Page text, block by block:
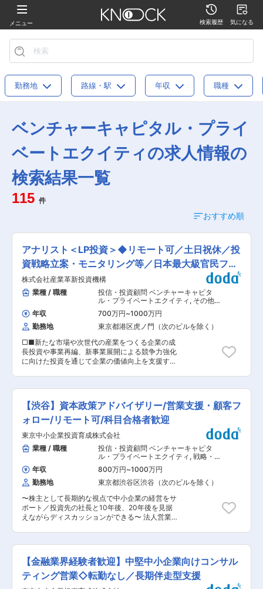
メニュー 検索履歴 気になる
勤務地 路線・駅 年収 職種
ベンチャーキャピタル・プライ
ベートエクイティの求人情報の
検索結果一覧
115 件
おすすめ順
アナリスト＜LP投資＞◆リモート可／土日祝休／投
資戦略立案・モニタリング等／日本最大級官民ファ
ンド
株式会社産業革新投資機構
業種 / 職種
投信・投資顧問 ベンチャーキャピタ
ル・プライベートエクイティ , その他投
資銀行 アナリスト
年収 700万円~1000万円
勤務地
東京都港区虎ノ門（次のビルを除く）
□■新たな市場や次世代の産業をつくる企業の成
長投資や事業再編、新事業展開による競争力強化
に向けた投資を通じて企業の価値向上を支援する
＜投資戦略の立案・企画業務＞ ◇新たな投資目
標、戦略の立案、企画業務 ◇国内外におけるマー
ケットの情報収集、分析業務 ＜プライベートエク
イティファンド／ベンチャーキャピタルファンド
に対する投資業務＞ ◇投資機会のスクリーニング
◇投資デューデリジェンス ◇契約交渉 ◇投資実
行 ＜投資後のモニタリング業務＞ ◇投資モニタ
リング業務 ◇投資後のファンドに対する評価業務
■ファンド投資室について： ファンド投資室は、
国内のベンチャーキャピタルファンドを中心に投
資活動を行っております。純粋な金融リターンだ
けでなく、「政策的な効果が期待できるのか」、
「エコシステムの発展に繋げられるのか」という
観点で、投資機会のオリジネーションからデュー
デリジェンス、エグゼキューション、モニタリン
グを一気通貫で行っています。 投資対象は新興フ
更には日本のスタートアップのエコシステムの発
展に貢献できることが、JICの大きな特徴です。
特に足元は更なる政策的効果を追求すべく、国内
に限らず海外の運用者、投資家などと緊密に連携
【渋谷】資本政策アドバイザリー/営業支援・顧客フ
ォロー/リモート可/科目合格者歓迎
東京中小企業投資育成株式会社
業種 / 職種
投信・投資顧問 ベンチャーキャピタ
ル・プライベートエクイティ , 戦略・経
営コンサルタント 会計コンサルタン
ト・財務アドバイザリー
年収 800万円~1000万円
勤務地
東京都渋谷区渋谷（次のビルを除く）
〜株主として長期的な視点で中小企業の経営をサ
ポート／投資先の社長と10年後、20年後を見据
えながらディスカッションができる〜 法人営業担
ジョンになります。 ■業務内容 ・専門的知識を
活かしながら、法人営業担当者の提案内容にアド
バイスし、営業先や投資先経営者との面談に同席
して経営相談に対応していただきます。 ・フロン
トの法人営業担当者と二人三脚で、優良中小企業
【金融業界経験者歓迎】中堅中小企業向けコンサル
ティング営業◇転勤なし／長期伴走型支援